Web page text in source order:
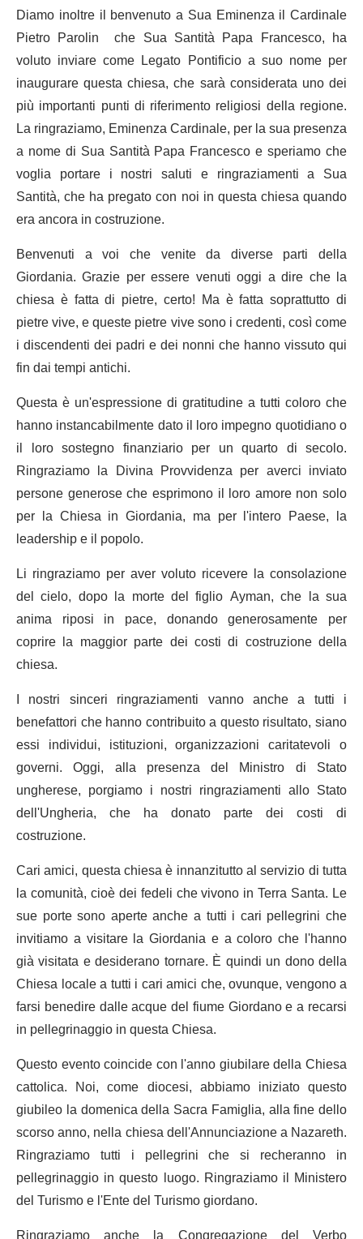
Diamo inoltre il benvenuto a Sua Eminenza il Cardinale
Pietro Parolin che Sua Santità Papa Francesco, ha
voluto inviare come Legato Pontificio a suo nome per
inaugurare questa chiesa, che sarà considerata uno dei
più importanti punti di riferimento religiosi della regione.
La ringraziamo, Eminenza Cardinale, per la sua presenza
a nome di Sua Santità Papa Francesco e speriamo che
voglia portare i nostri saluti e ringraziamenti a Sua
Santità, che ha pregato con noi in questa chiesa quando
era ancora in costruzione.
Benvenuti a voi che venite da diverse parti della
Giordania. Grazie per essere venuti oggi a dire che la
chiesa è fatta di pietre, certo! Ma è fatta soprattutto di
pietre vive, e queste pietre vive sono i credenti, così come
i discendenti dei padri e dei nonni che hanno vissuto qui
fin dai tempi antichi.
Questa è un'espressione di gratitudine a tutti coloro che
hanno instancabilmente dato il loro impegno quotidiano o
il loro sostegno finanziario per un quarto di secolo.
Ringraziamo la Divina Provvidenza per averci inviato
persone generose che esprimono il loro amore non solo
per la Chiesa in Giordania, ma per l'intero Paese, la
leadership e il popolo.
Li ringraziamo per aver voluto ricevere la consolazione
del cielo, dopo la morte del figlio Ayman, che la sua
anima riposi in pace, donando generosamente per
coprire la maggior parte dei costi di costruzione della
chiesa.
I nostri sinceri ringraziamenti vanno anche a tutti i
benefattori che hanno contribuito a questo risultato, siano
essi individui, istituzioni, organizzazioni caritatevoli o
governi. Oggi, alla presenza del Ministro di Stato
ungherese, porgiamo i nostri ringraziamenti allo Stato
dell'Ungheria, che ha donato parte dei costi di
costruzione.
Cari amici, questa chiesa è innanzitutto al servizio di tutta
la comunità, cioè dei fedeli che vivono in Terra Santa. Le
sue porte sono aperte anche a tutti i cari pellegrini che
invitiamo a visitare la Giordania e a coloro che l'hanno
già visitata e desiderano tornare. È quindi un dono della
Chiesa locale a tutti i cari amici che, ovunque, vengono a
farsi benedire dalle acque del fiume Giordano e a recarsi
in pellegrinaggio in questa Chiesa.
Questo evento coincide con l'anno giubilare della Chiesa
cattolica. Noi, come diocesi, abbiamo iniziato questo
giubileo la domenica della Sacra Famiglia, alla fine dello
scorso anno, nella chiesa dell'Annunciazione a Nazareth.
Ringraziamo tutti i pellegrini che si recheranno in
pellegrinaggio in questo luogo. Ringraziamo il Ministero
del Turismo e l'Ente del Turismo giordano.